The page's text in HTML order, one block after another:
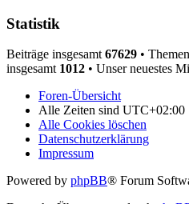
Statistik
Beiträge insgesamt 67629 •
insgesamt 1012 • Unser neuestes
Foren-Übersicht
Alle Zeiten sind UTC+02:00
Alle Cookies löschen
Datenschutzerklärung
Impressum
Powered by phpBB® Forum